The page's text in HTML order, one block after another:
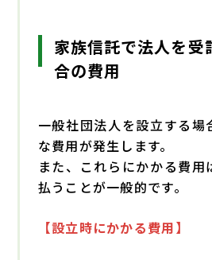
家族信託で法人を受
合の費用
一般社団法人を設立する場
な費用が発生します。
また、これらにかかる費用
払うことが一般的です。
【設立時にかかる費用】